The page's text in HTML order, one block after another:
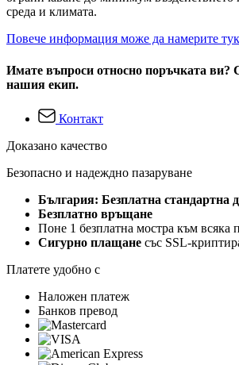
среда и климата.
Повече информация може да намерите
Имате въпроси относно поръчката ви?
нашия екип.
Контакт
Доказано качество
Безопасно и надеждно пазаруване
България: Безплатна стандартна
Безплатно връщане
Поне 1 безплатна мостра към всяка
Сигурно плащане със SSL-
Платете удобно с
Наложен платеж
Банков превод